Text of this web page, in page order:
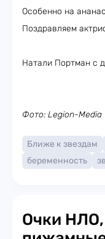
Особенно на
Поздравляем
Натали Портман с
Фото: Legion-Media
Ближе к звездам
беременность
Очки